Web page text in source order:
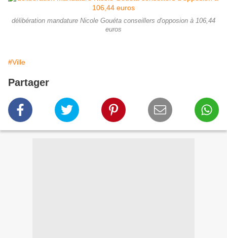
délibération mandature Nicole Gouéta conseillers d'opposion à 106,44
euros
#Ville
Partager